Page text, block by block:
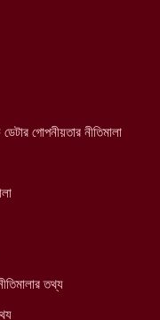
গোপনীয়তার নীতিমালা
তথ্য